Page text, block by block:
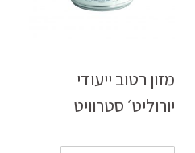
מזון רטוב ייעודי
יורוליט׳ סטרוויט